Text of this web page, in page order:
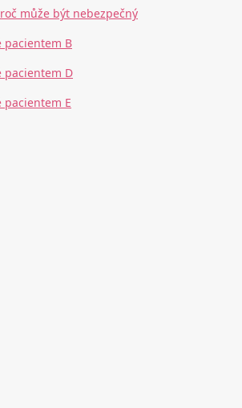
může být nebezpečný
pacientem B
pacientem D
pacientem E